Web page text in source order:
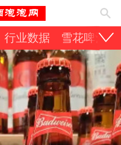
行业数据 雪花啤酒